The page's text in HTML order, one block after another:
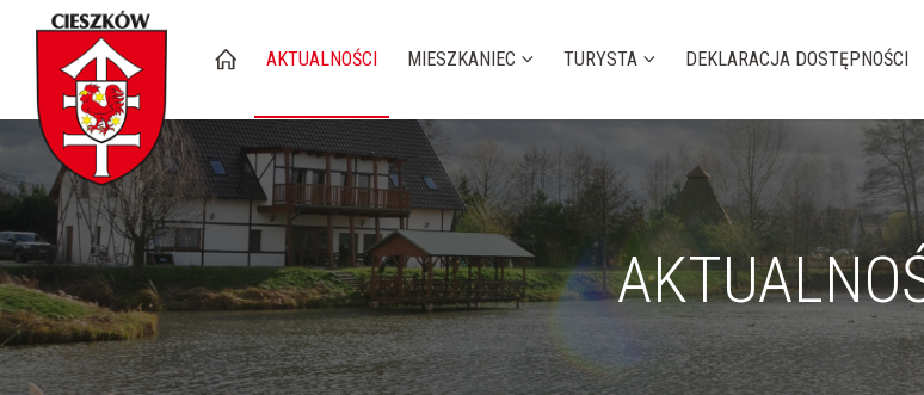
AKTUALNOŚCI MIESZKANIEC TURYSTA DEKLARACJA DOSTĘPNOŚCI